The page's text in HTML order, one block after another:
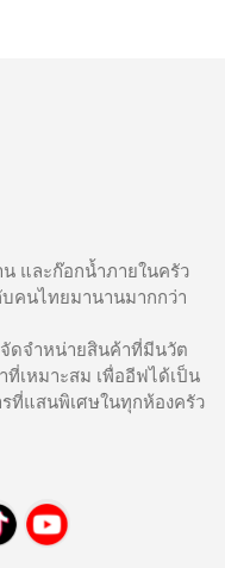
และก๊อกน้ำภายในครัว
บคนไทยมานานมากกว่า
ดจำหน่ายสินค้าที่มีนวัต
เหมาะสม เพื่ออีฟได้เป็น
ที่แสนพิเศษในทุกห้องครัว